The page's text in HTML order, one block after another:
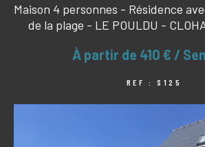
Maison 4 personnes - Résidence
de la plage - LE POULDU -
À partir de 410 € /
REF : S125
RECHERCHER